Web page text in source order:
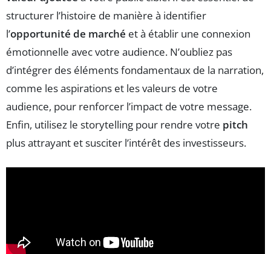
structurer l’histoire de manière à identifier
l’opportunité de marché et à établir une connexion
émotionnelle avec votre audience. N’oubliez pas
d’intégrer des éléments fondamentaux de la narration,
comme les aspirations et les valeurs de votre
audience, pour renforcer l’impact de votre message.
Enfin, utilisez le storytelling pour rendre votre pitch
plus attrayant et susciter l’intérêt des investisseurs.